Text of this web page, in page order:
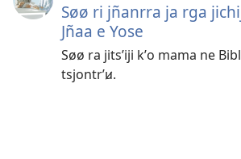
Søø ri jñanrra ja rga
Jñaa e Yose
Søø ra jitsʼiji kʼo mama ne
tsjontrʼꞹ.